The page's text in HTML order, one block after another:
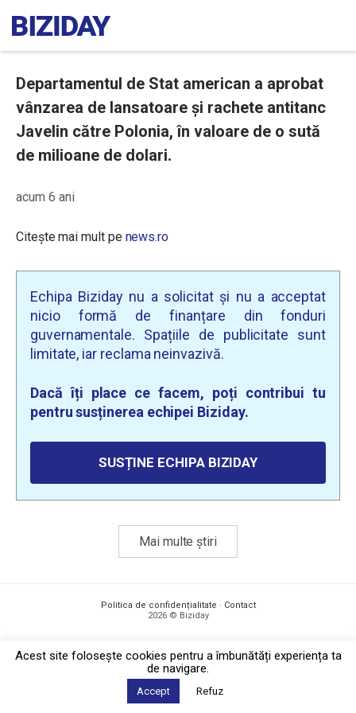
Departamentul de Stat american a aprobat
vânzarea de lansatoare și rachete antitanc
Javelin către Polonia, în valoare de o sută
de milioane de dolari.
acum 6 ani
Citește mai mult pe news.ro
Echipa Biziday nu a solicitat și nu a acceptat
nicio formă de finanțare din fonduri
guvernamentale. Spațiile de publicitate sunt
limitate, iar reclama neinvazivă.
Dacă îți place ce facem, poți contribui tu
pentru susținerea echipei Biziday.
SUSȚINE ECHIPA BIZIDAY
Mai multe știri
Politica de confidențialitate · Contact
2026 © Biziday
Acest site foloseşte cookies pentru a îmbunătăți experiența ta
de navigare.
Accept Refuz